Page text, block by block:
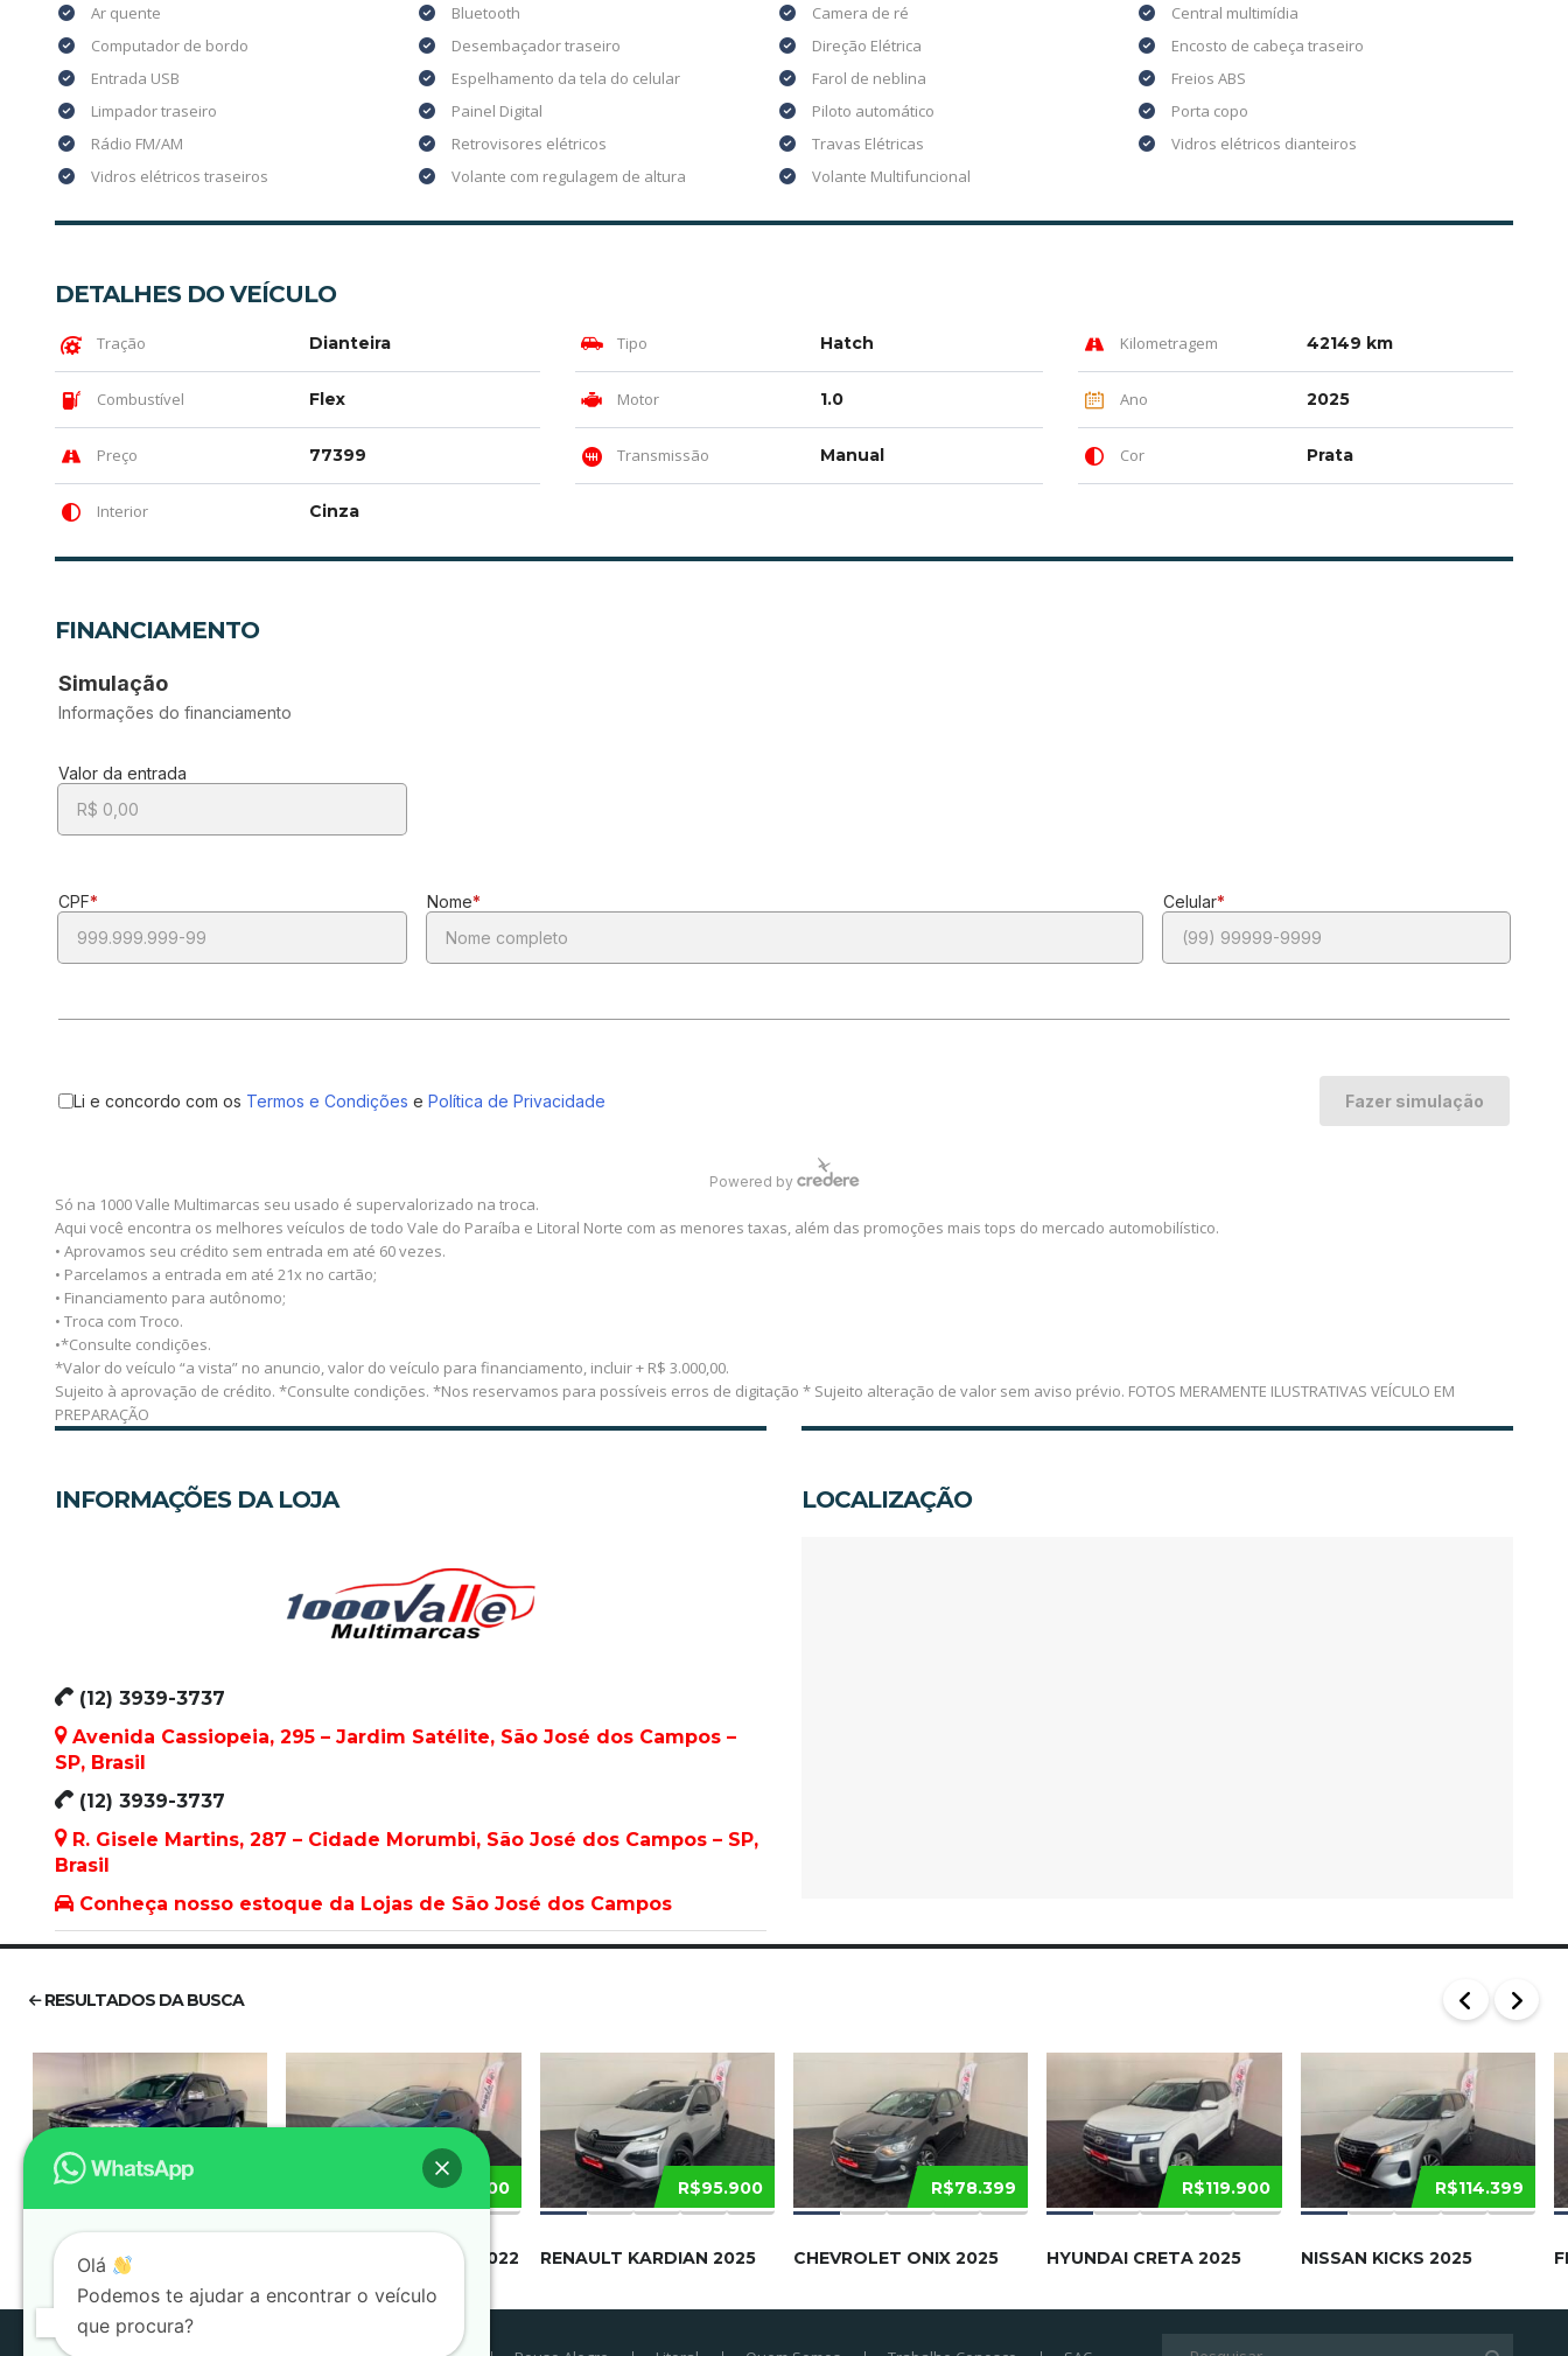
Ar quente
Bluetooth Camera de ré
Central multimídia
Computador de bordo
Desembaçador traseiro Direção Elétrica
Encosto de cabeça traseiro
Entrada USB
Espelhamento da tela do celular Farol de neblina
Freios ABS
Limpador traseiro
Painel Digital Piloto automático
Porta copo
Rádio FM/AM
Retrovisores elétricos Travas Elétricas
Vidros elétricos dianteiros
Vidros elétricos traseiros
Volante com regulagem de altura Volante Multifuncional
DETALHES DO VEÍCULO
Tração Dianteira Tipo Hatch Kilometragem 42149 km
Combustível Flex Motor 1.0 Ano 2025
Preço 77399 Transmissão Manual Cor Prata
Interior Cinza
FINANCIAMENTO
Só na 1000 Valle Multimarcas seu usado é supervalorizado na troca.
Aqui você encontra os melhores veículos de todo Vale do Paraíba e Litoral Norte com as menores taxas, além das promoções mais tops do mercado automobilístico.
• Aprovamos seu crédito sem entrada em até 60 vezes.
• Parcelamos a entrada em até 21x no cartão;
• Financiamento para autônomo;
• Troca com Troco.
•*Consulte condições.
*Valor do veículo “a vista” no anuncio, valor do veículo para financiamento, incluir + R$ 3.000,00.
Sujeito à aprovação de crédito. *Consulte condições. *Nos reservamos para possíveis erros de digitação * Sujeito alteração de valor sem aviso prévio. FOTOS MERAMENTE ILUSTRATIVAS VEÍCULO EM
PREPARAÇÃO
INFORMAÇÕES DA LOJA
(12) 3939-3737
Avenida Cassiopeia, 295 – Jardim Satélite, São José dos Campos –
SP, Brasil
(12) 3939-3737
R. Gisele Martins, 287 – Cidade Morumbi, São José dos Campos – SP,
Brasil
Conheça nosso estoque da Lojas de São José dos Campos
LOCALIZAÇÃO
RESULTADOS DA BUSCA
RAM RAMPAGE 2025
R$109.900
VOLKSWAGEN NIVUS 2022
R$95.900
RENAULT KARDIAN 2025
R$78.399
CHEVROLET ONIX 2025
R$119.900
HYUNDAI CRETA 2025
R$114.399
NISSAN KICKS 2025
Olá
Podemos te ajudar a encontrar o veículo
que procura?